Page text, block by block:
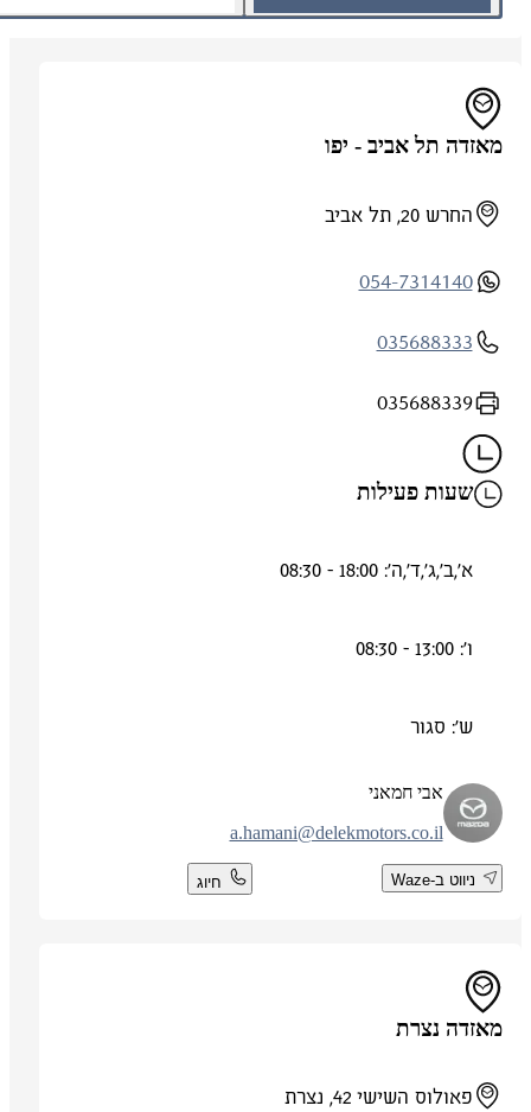
מאזדה תל אביב - יפו
החרש 20, תל אביב
054-7314140
035688333
035688339
שעות פעילות
א',ב',ג',ד',ה': 18:00 - 08:30
ש': סגור
אבי חמאני
a.hamani@delekmotors.co.il
ניווט ב-Waze חיוג
מאזדה נצרת
פאולוס השישי 42, נצרת